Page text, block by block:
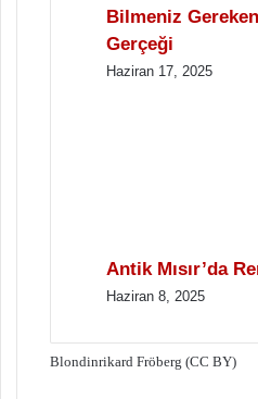
Bilmeniz
Gerçeği
Haziran 17, 2025
Antik Mısır’da
Haziran 8, 2025
Blondinrikard Fröberg (CC BY)